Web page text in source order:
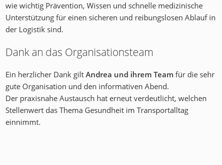
wie wichtig Prävention, Wissen und schnelle medizinische
Unterstützung für einen sicheren und reibungslosen Ablauf in
der Logistik sind.
Dank an das Organisationsteam
Ein herzlicher Dank giltAndrea und ihrem Teamfür die sehr
gute Organisation und den informativen Abend.
Der praxisnahe Austausch hat erneut verdeutlicht, welchen
Stellenwert das Thema Gesundheit im Transportalltag
einnimmt.